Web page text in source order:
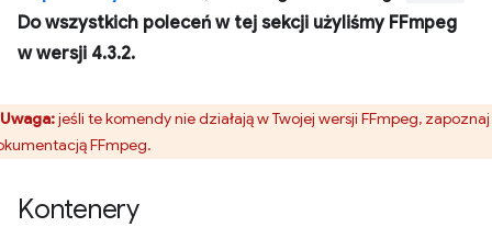
Do wszystkich poleceń w tej sekcji użyliśmy FFmpeg
w wersji 4.3.2.
Uwaga:jeśli te komendy nie działają w Twojej wersji FFmpeg, zapoznaj
FFmpeg.
Kontenery